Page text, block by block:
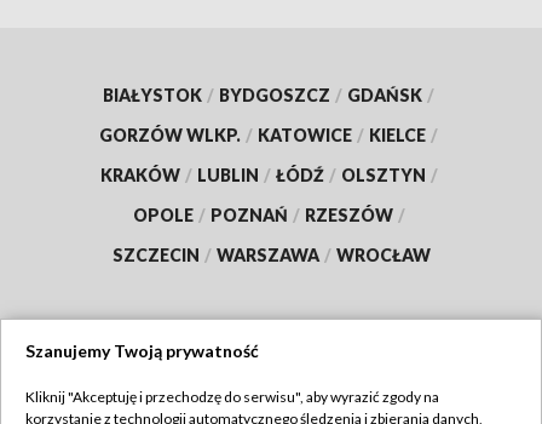
BIAŁYSTOK / BYDGOSZCZ / GDAŃSK /
GORZÓW WLKP. / KATOWICE / KIELCE /
KRAKÓW / LUBLIN / ŁÓDŹ / OLSZTYN /
OPOLE / POZNAŃ / RZESZÓW /
SZCZECIN / WARSZAWA / WROCŁAW
Szanujemy Twoją prywatność
Kliknij "Akceptuję i przechodzę do serwisu", aby wyrazić zgody na
korzystanie z technologii automatycznego śledzenia i zbierania danych,